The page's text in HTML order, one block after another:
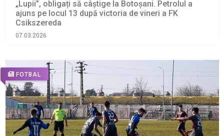
„Lupii”, obligați să câștige la Botoșani. Petrolul a
ajuns pe locul 13 după victoria de vineri a FK
Csikszereda
07.03.2026
FOTBAL